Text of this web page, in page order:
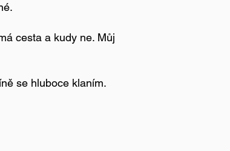
cesta a kudy ne. Můj
se hluboce klaním.